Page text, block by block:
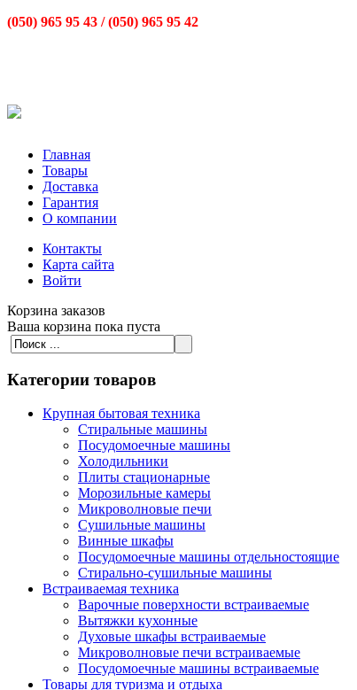
(050) 965 95 43 /(050) 965 95 42
Главная
Товары
Доставка
Гарантия
О компании
Контакты
Карта сайта
Войти
Корзина заказов
Ваша корзина пока пуста
Категории товаров
Крупная бытовая техника
Стиральные машины
Посудомоечные машины
Холодильники
Плиты стационарные
Морозильные камеры
Микроволновые печи
Сушильные машины
Винные шкафы
Посудомоечные машины отдельностоящие
Стирально-сушильные машины
Встраиваемая техника
Варочные поверхности встраиваемые
Вытяжки кухонные
Духовые шкафы встраиваемые
Микроволновые печи встраиваемые
Посудомоечные машины встраиваемые
Товары для туризма и отдыха